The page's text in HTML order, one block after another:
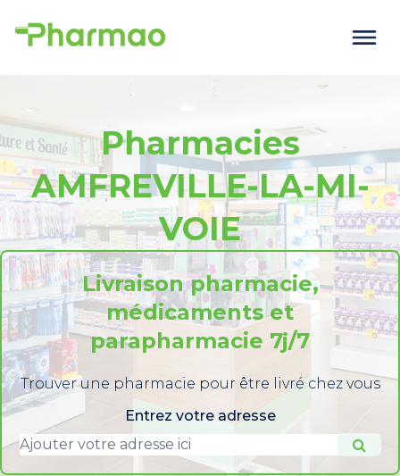
Pharmacies
AMFREVILLE-LA-MI-
VOIE
Livraison pharmacie,
médicaments et
parapharmacie 7j/7
Trouver une pharmacie pour être livré chez vous
Entrez votre adresse